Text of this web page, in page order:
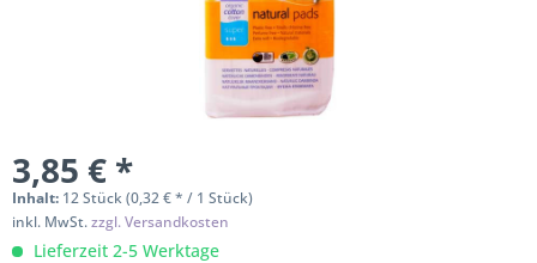
3,85 € *
Inhalt: 12 Stück (0,32 € * / 1 Stück)
inkl. MwSt.zzgl. Versandkosten
Lieferzeit 2-5 Werktage